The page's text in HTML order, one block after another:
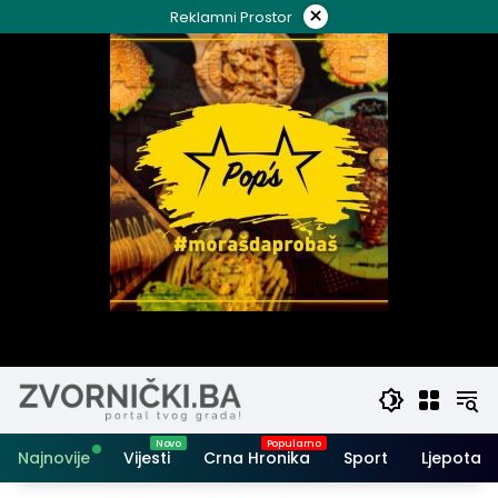
to
Reklamni Prostor ×
Najnovije Vijesti Crna Hronika Sport Ljepota i